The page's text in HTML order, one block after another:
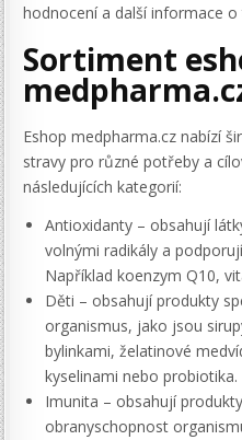
hodnocení a další informace
Sortiment
Eshop medpharma.cz nabízí
stravy pro různé potřeby a
následujících kategorií:
Antioxidanty – obsahují
volnými radikály a
Například koenzym Q10,
Děti – obsahují produkty
organismus, jako jsou
bylinkami, želatinové
kyselinami nebo probiotika.
Imunita – obsahují
obranyschopnost